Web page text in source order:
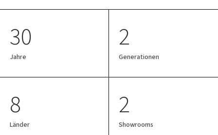
30
Jahre
2
Generationen
8
Länder
2
Showrooms